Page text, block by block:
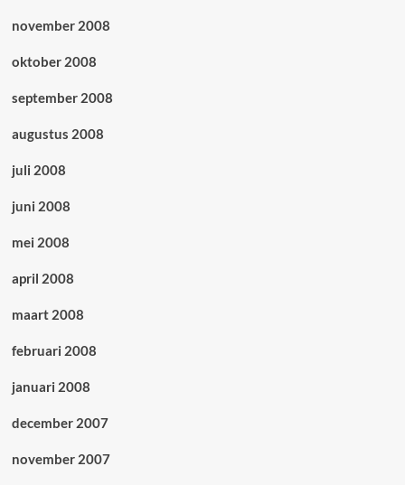
november 2008
oktober 2008
september 2008
augustus 2008
juli 2008
juni 2008
mei 2008
april 2008
maart 2008
februari 2008
januari 2008
december 2007
november 2007